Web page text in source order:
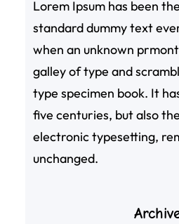
Lorem Ipsum has been
standard dummy text
when an unknown
galley of type and
type specimen book. It
five centuries, but also
electronic typesetting,
unchanged.